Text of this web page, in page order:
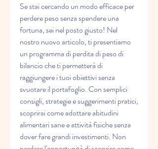
Se stai cercando un modo efficace per
perdere peso senza spendere una
fortuna, sei nel posto giusto! Nel
nostro nuovo articolo, ti presentiamo
un programma di perdita di peso di
bilancio che ti permetterà di
raggiungere i tuoi obiettivi senza
svuotare il portafoglio. Con semplici
consigli, strategie e suggerimenti pratici,
scoprirai come adottare abitudini
alimentari sane e attività fisiche senza
dover fare grandi investimenti. Non